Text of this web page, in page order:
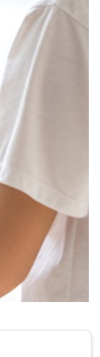
Cybercriminali